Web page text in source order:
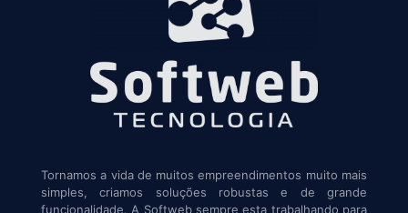
Tornamos a vida de muitos empreendimentos muito mais
simples, criamos soluções robustas e de grande
funcionalidade. A Softweb sempre esta trabalhando para